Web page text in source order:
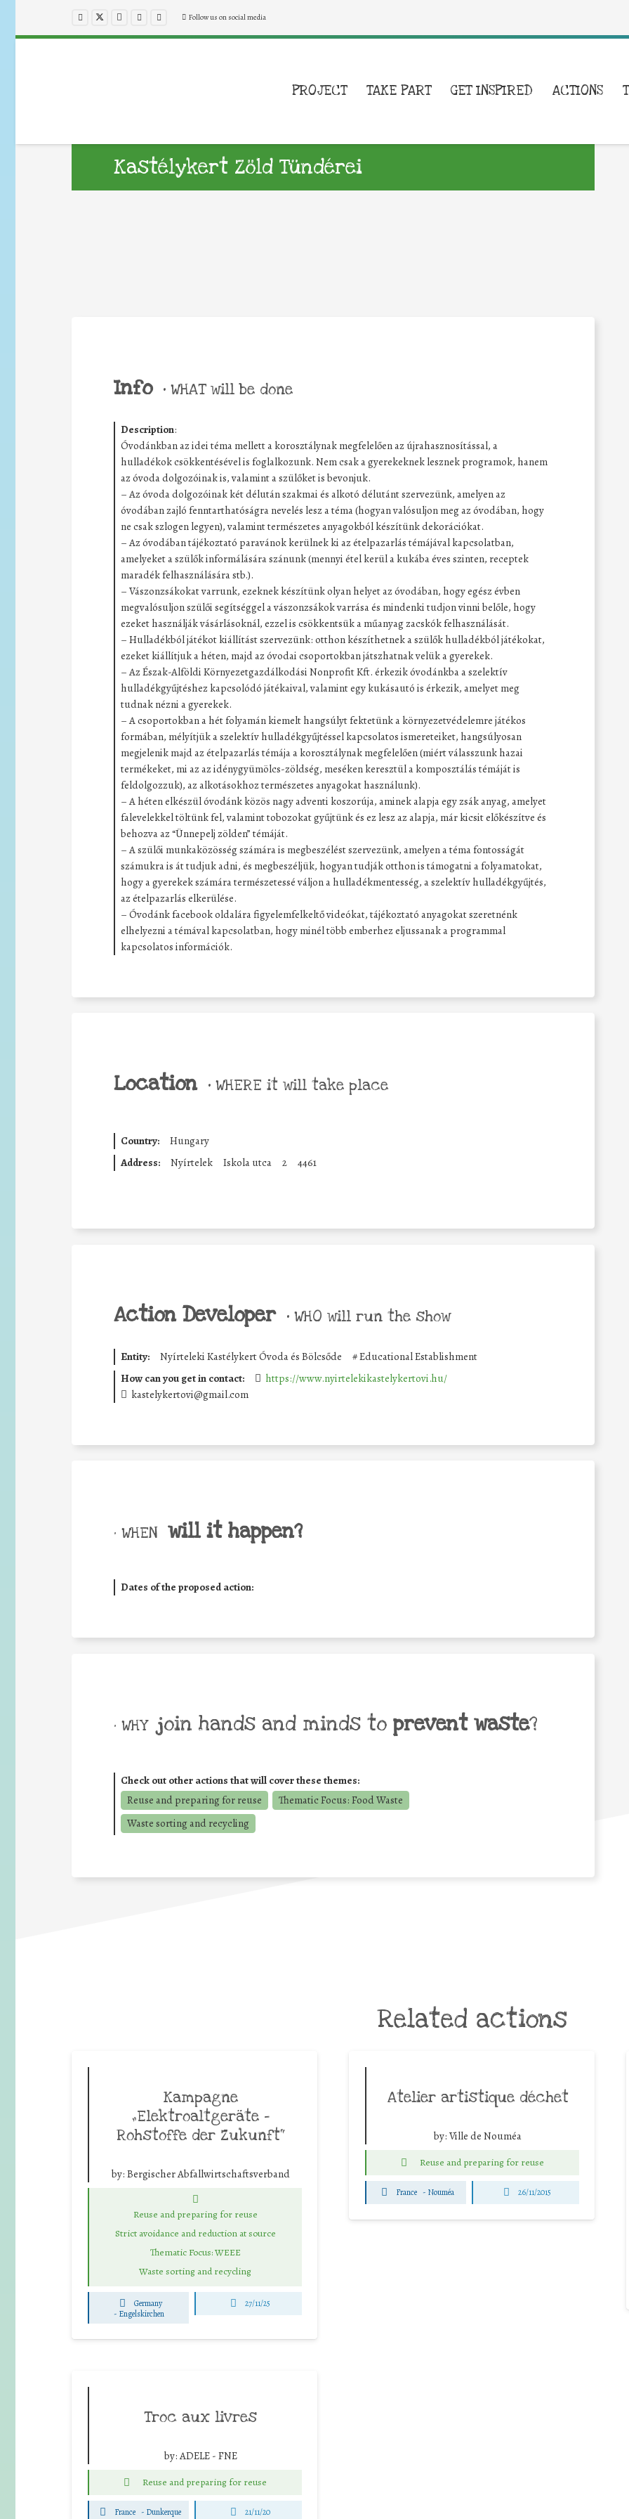
Follow us on social media
PROJECT TAKE PART GET INSPIRED ACTIONS
Kastélykert Zöld Tündérei
Info • WHAT will be done
Description:
Óvodánkban az idei téma mellett a korosztálynak megfelelően az újrahasznosítással, a
hulladékok csökkentésével is foglalkozunk. Nem csak a gyerekeknek lesznek programok, hanem
az óvoda dolgozóinak is, valamint a szülőket is bevonjuk.
– Az óvoda dolgozóinak két délután szakmai és alkotó délutánt szervezünk, amelyen az
óvodában zajló fenntarthatóságra nevelés lesz a téma (hogyan valósuljon meg az óvodában, hogy
ne csak szlogen legyen), valamint természetes anyagokból készítünk dekorációkat.
– Az óvodában tájékoztató paravánok kerülnek ki az ételpazarlás témájával kapcsolatban,
amelyeket a szülők informálására szánunk (mennyi étel kerül a kukába éves szinten, receptek
maradék felhasználására stb.).
– Vászonzsákokat varrunk, ezeknek készítünk olyan helyet az óvodában, hogy egész évben
megvalósuljon szülői segítséggel a vászonzsákok varrása és mindenki tudjon vinni belőle, hogy
ezeket használják vásárlásoknál, ezzel is csökkentsük a műanyag zacskók felhasználását.
– Hulladékból játékot kiállítást szervezünk: otthon készíthetnek a szülők hulladékból játékokat,
ezeket kiállítjuk a héten, majd az óvodai csoportokban játszhatnak velük a gyerekek.
– Az Észak-Alföldi Környezetgazdálkodási Nonprofit Kft. érkezik óvodánkba a szelektív
hulladékgyűjtéshez kapcsolódó játékaival, valamint egy kukásautó is érkezik, amelyet meg
tudnak nézni a gyerekek.
– A csoportokban a hét folyamán kiemelt hangsúlyt fektetünk a környezetvédelemre játékos
formában, mélyítjük a szelektív hulladékgyűjtéssel kapcsolatos ismereteiket, hangsúlyosan
megjelenik majd az ételpazarlás témája a korosztálynak megfelelően (miért válasszunk hazai
termékeket, mi az az idénygyümölcs-zöldség, meséken keresztül a komposztálás témáját is
feldolgozzuk), az alkotásokhoz természetes anyagokat használunk).
– A héten elkészül óvodánk közös nagy adventi koszorúja, aminek alapja egy zsák anyag, amelyet
falevelekkel töltünk fel, valamint tobozokat gyűjtünk és ez lesz az alapja, már kicsit előkészítve és
behozva az “Ünnepelj zölden” témáját.
– A szülői munkaközösség számára is megbeszélést szervezünk, amelyen a téma fontosságát
számukra is át tudjuk adni, és megbeszéljük, hogyan tudják otthon is támogatni a folyamatokat,
hogy a gyerekek számára természetessé váljon a hulladékmentesség, a szelektív hulladékgyűjtés,
az ételpazarlás elkerülése.
– Óvodánk facebook oldalára figyelemfelkeltő videókat, tájékoztató anyagokat szeretnénk
elhelyezni a témával kapcsolatban, hogy minél több emberhez eljussanak a programmal
kapcsolatos információk.
Location • WHERE it will take place
Country:
Hungary
Address:
Nyírtelek Iskola utca 2 4461
Action Developer • WHO will run the show
Entity: Nyírteleki Kastélykert Óvoda és Bölcsőde #Educational Establishment
How can you get in contact:
https://www.nyirtelekikastelykertovi.hu/
kastelykertovi@gmail.com
• WHEN will it happen?
Dates of the proposed action:
• WHY join hands and minds to prevent waste?
Check out other actions that will cover these themes:
Reuse and preparing for reuse
Thematic Focus: Food Waste
Waste sorting and recycling
Related actions
Kampagne
„Elektroaltgeräte –
Rohstoffe der Zukunft“
by: Bergischer Abfallwirtschaftsverband
Reuse and preparing for reuse
Strict avoidance and reduction at source
Thematic Focus: WEEE
Waste sorting and recycling
Germany
- Engelskirchen
27/11/25
Atelier artistique déchet
by: Ville de Nouméa
Reuse and preparing for reuse
France - Nouméa 26/11/2015
Troc aux livres
by:ADELE - FNE
Reuse and preparing for reuse
France - Dunkerque 21/11/20